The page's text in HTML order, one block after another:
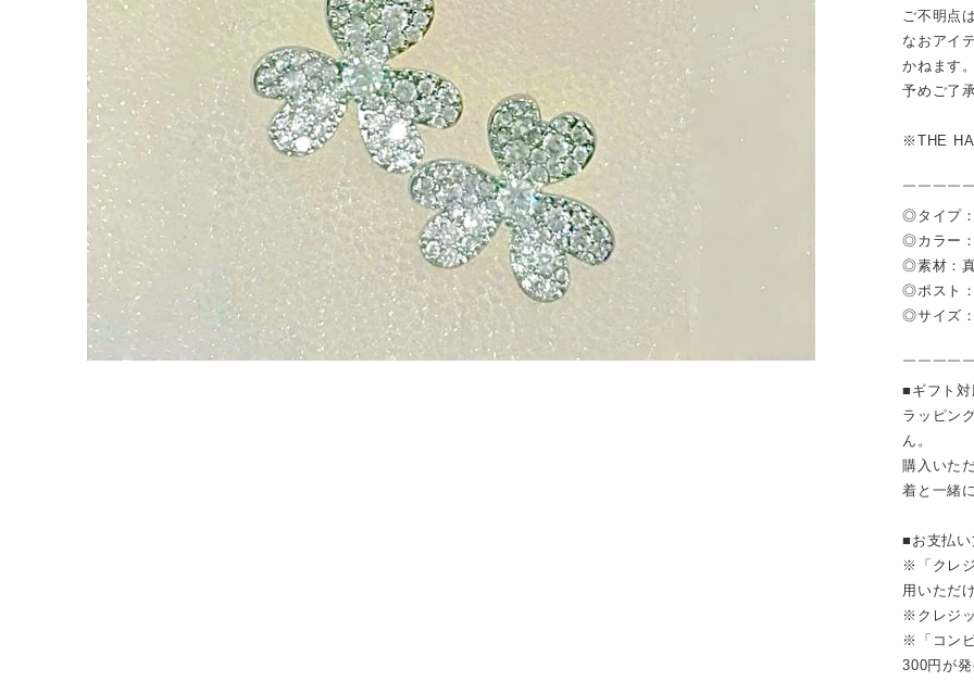
ご不明点
なおアイ
かねます。
予めご了
※THE
￣￣￣￣
◎タイプ
◎カラー
◎素材：
◎ポスト
◎サイズ
￣￣￣￣
■ギフト
ラッピン
ん。
購入いた
着と一緒
■お支払
※「クレ
用いただ
※クレジ
※「コン
300円が発